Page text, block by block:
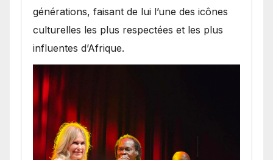
générations, faisant de lui l’une des icônes
culturelles les plus respectées et les plus
influentes d’Afrique.